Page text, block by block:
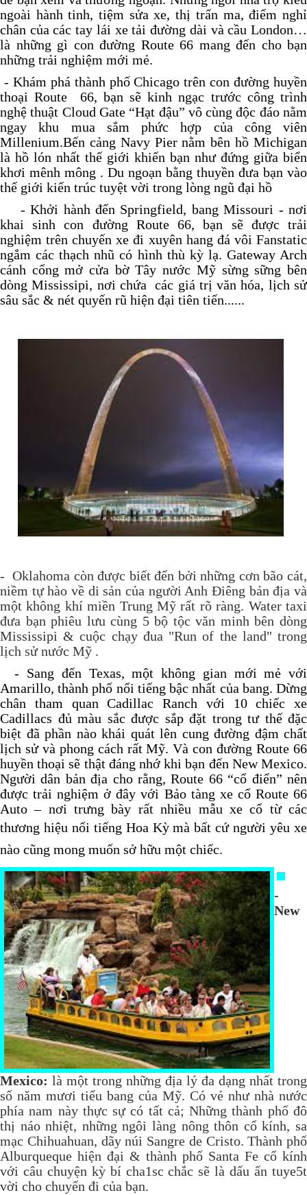
ngoài hành tinh, tiệm sửa xe, thị trấn ma, điểm nghỉ
chân của các tay lái xe tải đường dài và cầu London…
là những gì con đường Route 66 mang đến cho bạn
những trải nghiệm mới mẻ.
- Khám phá thành phố Chicago trên con đường huyền
thoại Route 66, bạn sẽ kinh ngạc trước công trình
nghệ thuật Cloud Gate “Hạt đậu” vô cùng độc đáo nằm
ngay khu mua sắm phức hợp của công viên
Millenium.Bến cảng Navy Pier nằm bên hồ Michigan
là hồ lón nhất thế giới khiến bạn như đứng giữa biển
khơi mênh mông . Du ngoạn bằng thuyền đưa bạn vào
thế giới kiến trúc tuyệt vời trong lòng ngũ đại hồ
- Khởi hành đến Springfield, bang Missouri - nơi
khai sinh con đường Route 66, bạn sẽ được trải
nghiệm trên chuyến xe đi xuyên hang đá vôi Fanstatic
ngắm các thạch nhũ có hình thù kỳ lạ. Gateway Arch
cánh cổng mở cửa bờ Tây nước Mỹ sừng sững bên
dòng Mississipi, nơi chứa các giá trị văn hóa, lịch sử
sâu sắc & nét quyến rũ hiện đại tiên tiến......
- Oklahoma còn được biết đến bởi những cơn bão cát,
niềm tự hào về di sản của người Anh Điêng bản địa và
một không khí miền Trung Mỹ rất rõ ràng. Water taxi
đưa bạn phiêu lưu cùng 5 bộ tộc văn minh bên dòng
Mississipi & cuộc chạy đua "Run of the land" trong
lịch sử nước Mỹ .
- Sang đến Texas, một không gian mới mẻ với
Amarillo, thành phố nổi tiếng bậc nhất của bang. Dừng
chân tham quan Cadillac Ranch với 10 chiếc xe
Cadillacs đủ màu sắc được sắp đặt trong tư thế đặc
biệt đã phần nào khái quát lên cung đường đậm chất
lịch sử và phong cách rất Mỹ. Và con đường Route 66
huyền thoại sẽ thật đáng nhớ khi bạn đến New Mexico.
Người dân bản địa cho rằng, Route 66 “cổ điển” nên
được trải nghiệm ở đây với Bảo tàng xe cổ Route 66
Auto – nơi trưng bày rất nhiều mẫu xe cổ từ các
thương hiệu nổi tiếng Hoa Kỳ mà bất cứ ngườiyêu xe
nào cũng mong muốn sở hữu một chiếc.
-
New
Mexico: là một trong những địa lý đa dạng nhất trong
số năm mươi tiểu bang của Mỹ. Có vẻ như nhà nước
phía nam này thực sự có tất cả; Những thành phố đô
thị náo nhiệt, những ngôi làng nông thôn cổ kính, sa
mạc Chihuahuan, dãy núi Sangre de Cristo. Thành phố
Alburqueque hiện đại & thành phố Santa Fe cổ kính
với câu chuyện kỳ bí cha1sc chắc sẽ là dấu ấn tuye5t
vời cho chuyến đi của bạn.